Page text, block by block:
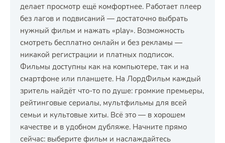
делает просмотр ещё комфортнее. Работает плеер
без лагов и подвисаний — достаточно выбрать
нужный фильм и нажать «play». Возможность
смотреть бесплатно онлайн и без рекламы —
никакой регистрации и платных подписок.
Фильмы доступны как на компьютере, так и на
смартфоне или планшете. На ЛордФильм каждый
зритель найдёт что-то по душе: громкие премьеры,
рейтинговые сериалы, мультфильмы для всей
семьи и культовые хиты. Всё это — в хорошем
качестве и в удобном дубляже. Начните прямо
сейчас: выберите фильм и наслаждайтесь